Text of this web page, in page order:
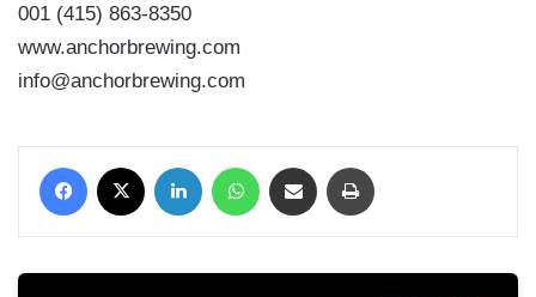
001 (415) 863-8350
www.anchorbrewing.com
info@anchorbrewing.com
Facebook LinkedIn WhatsApp Condividi via mail